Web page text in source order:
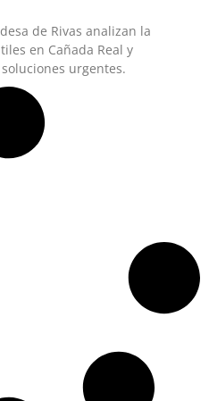
de Rivas analizan la
en Cañada Real y
urgentes.